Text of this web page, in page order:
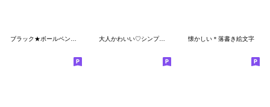
大人かわいい♡シンプルな絵文字(フチあり) 懐かしい＊落書き絵文字